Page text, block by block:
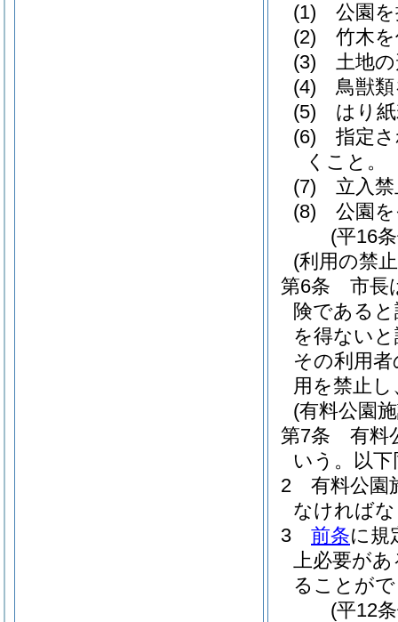
(1)
公園
(2)
竹木
(3)
土地
(4)
鳥獣
(5)
はり
(6)
指定
くこと。
(7)
立入
(8)
公園
(平16
(利用の禁
第6条
市長
険である
を得ない
その利用
用を禁止
(有料公園
第7条
有料
いう。以下
2
有料公園
なければ
3
前条に規
上必要が
ることが
(平12